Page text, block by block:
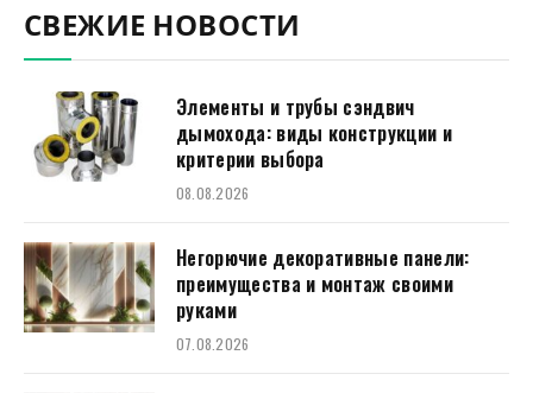
СВЕЖИЕ НОВОСТИ
Элементы и трубы сэндвич
дымохода: виды конструкции и
критерии выбора
08.08.2026
Негорючие декоративные панели:
преимущества и монтаж своими
руками
07.08.2026